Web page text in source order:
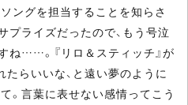
ングを担当することを知らさ
プライズだったので、もう号泣
ね……。『リロ＆スティッチ』が
たらいいな、と遠い夢のように
。言葉に表せない感情ってこう